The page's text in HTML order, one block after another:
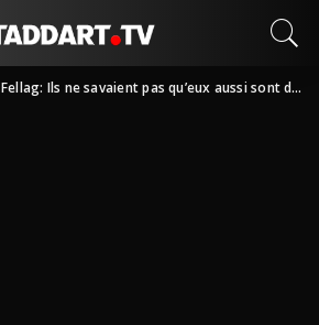
Fellag: Ils ne savaient pas qu’eux aussi sont des Kabyles comme moi!